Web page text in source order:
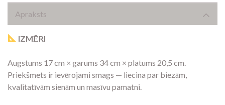
Apraksts
IZMĒRI
Augstums 17 cm × garums 34 cm × platums 20,5 cm.
Priekšmets ir ievērojami smags — liecina par biezām,
kvalitatīvām sienām un masīvu pamatni.